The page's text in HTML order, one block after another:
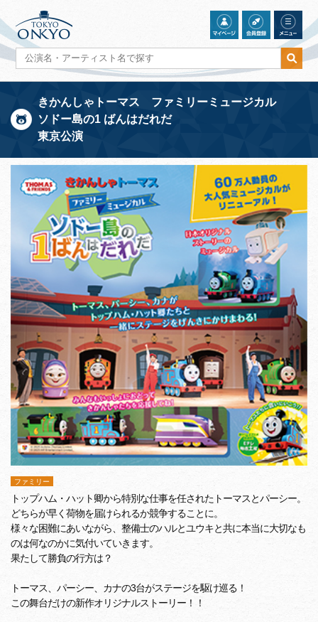
きかんしゃトーマス ファミリーミュージカル
ソドー島の1 ばんはだれだ
東京公演
ファミリー
トップハム・ハット卿から特別な仕事を任されたトーマスとパーシー。
どちらが早く荷物を届けられるか競争することに。
様々な困難にあいながら、整備士のハルとユウキと共に本当に大切なも
のは何なのかに気付いていきます。
果たして勝負の行方は？
トーマス、パーシー、カナの3台がステージを駆け巡る！
この舞台だけの新作オリジナルストーリー！！